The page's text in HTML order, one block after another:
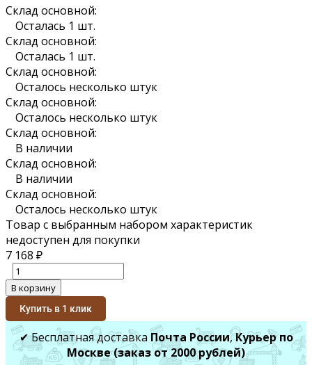
Склад основной:
Осталась 1 шт.
Склад основной:
Осталась 1 шт.
Склад основной:
Осталось несколько штук
Склад основной:
Осталось несколько штук
Склад основной:
В наличии
Склад основной:
В наличии
Склад основной:
Осталось несколько штук
Товар с выбранным набором характеристик
недоступен для покупки
7 168 ₽
В корзину
Купить в 1 клик
✔ Бесплатная доставка Почта России,Курьер по
Москве (заказ от 2000 рублей)